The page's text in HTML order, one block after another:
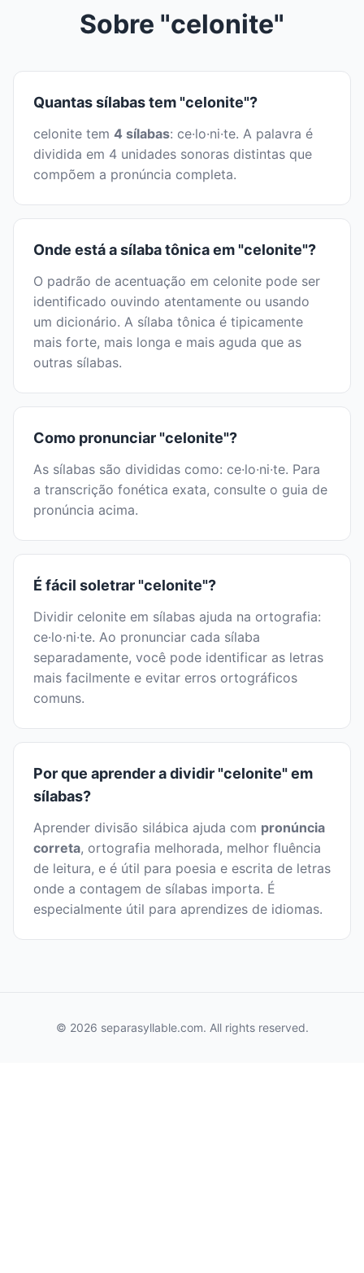
Sobre "celonite"
Quantas sílabas tem "celonite"?
celonite tem 4 sílabas: ce·lo·ni·te. A palavra é
dividida em 4 unidades sonoras distintas que
compõem a pronúncia completa.
Onde está a sílaba tônica em "celonite"?
O padrão de acentuação em celonite pode ser
identificado ouvindo atentamente ou usando
um dicionário. A sílaba tônica é tipicamente
mais forte, mais longa e mais aguda que as
outras sílabas.
Como pronunciar "celonite"?
As sílabas são divididas como: ce·lo·ni·te. Para
a transcrição fonética exata, consulte o guia de
pronúncia acima.
É fácil soletrar "celonite"?
Dividir celonite em sílabas ajuda na ortografia:
ce·lo·ni·te. Ao pronunciar cada sílaba
separadamente, você pode identificar as letras
mais facilmente e evitar erros ortográficos
comuns.
Por que aprender a dividir "celonite" em
sílabas?
Aprender divisão silábica ajuda com pronúncia
correta, ortografia melhorada, melhor fluência
de leitura, e é útil para poesia e escrita de letras
onde a contagem de sílabas importa. É
especialmente útil para aprendizes de idiomas.
© 2026 separasyllable.com. All rights reserved.